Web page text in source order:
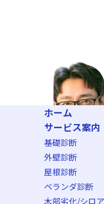
ホーム
サービス案内
基礎診断
外壁診断
屋根診断
ベランダ診断
木部劣化/シロ